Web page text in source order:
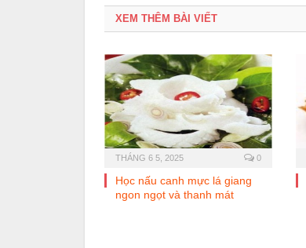
XEM THÊM BÀI VIẾT
THÁNG 6 5, 2025 0
Học nấu canh mực lá giang
ngon ngọt và thanh mát